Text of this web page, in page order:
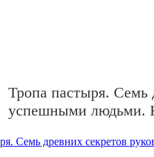
Тропа пастыря. Семь
успешными людьми.